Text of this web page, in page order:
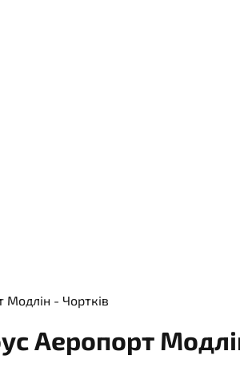
Модлін - Чортків
Аеропорт